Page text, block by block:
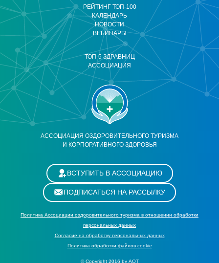
АССОЦИАЦИЯ ОЗДОРОВИТЕЛЬНОГО ТУРИЗМА
И КОРПОРАТИВНОГО ЗДОРОВЬЯ
РЕЙТИНГ ТОП-100
КАЛЕНДАРЬ
НОВОСТИ
ВЕБИНАРЫ
ТОП-5 ЗДРАВНИЦ
АССОЦИАЦИЯ
ВСТУПИТЬ В АССОЦИАЦИЮ
ПОДПИСАТЬСЯ НА РАССЫЛКУ
Политика Ассоциации оздоровительного туризма в отношении обработки
персональных данных
Cогласие на обработку персональных данных
Политика обработки файлов cookie
© Copyright 2016 by АОТ